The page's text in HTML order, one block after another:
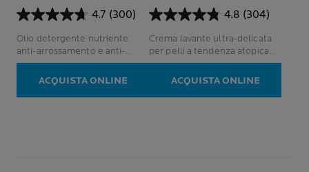
4.7 (300)
4.7
su
5
stelle.
recensioni
Olio detergente nutriente
anti-arrossamento e anti-
prurito. Anche per la pelle a
tendenza atopica.
ACQUISTA ONLINE
4.8 (304)
4.8
su
5
stelle.
recensioni
Crema lavante ultra-delicata
per pelli a tendenza atopica
senza profumo
ACQUISTA ONLINE